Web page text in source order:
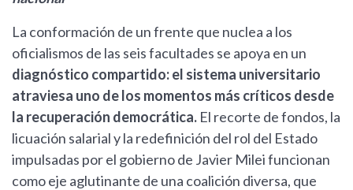
La conformación de un frente que nuclea a los
oficialismos de las seis facultades se apoya en un
diagnóstico compartido: el sistema universitario
atraviesa uno de los momentos más críticos desde
la recuperación democrática. El recorte de fondos, la
licuación salarial y la redefinición del rol del Estado
impulsadas por el gobierno de Javier Milei funcionan
como eje aglutinante de una coalición diversa, que